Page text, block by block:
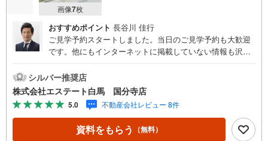
画像7枚
おすすめポイント 長谷川 佳行
ご見学予約スタートしました。当日のご見学予約も大歓迎
です。他にもインターネットに掲載していない情報も沢山
産キャンペーン対象店舗。当店で物件を成約するとPayPay
ボーナスをプレゼント！「資料をもらう」「見学予約をす
る」ボタンからお問い合わせください。【営業時間 9時30
分～18時30分】（年中無休）・人気物件には特に問い合わ
せが集中するため、お早めにお電話ください。「室内・現
地を見学する」ボタンよりご予約いただくとご見学がスム
シルバー推奨店
株式会社エステート白馬 国分寺店
5.0 不動産会社レビュー 8件
資料をもらう （無料）